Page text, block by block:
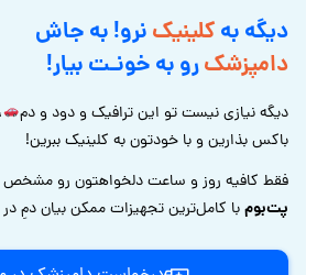
دیگه بهکلینیکنرو! به جاش
دامپزشکرو به خونـت بیار!
دیگه نیازی نیست تو این ترافیک و دود و دم ،
باکس بذارین و با خودتون به کلینیک ببرین!
فقط کافیه روز و ساعت دلخواهتون رو مشخص
پت‌بومبا کامل‌ترین تجهیزات ممکن بیان دمِ